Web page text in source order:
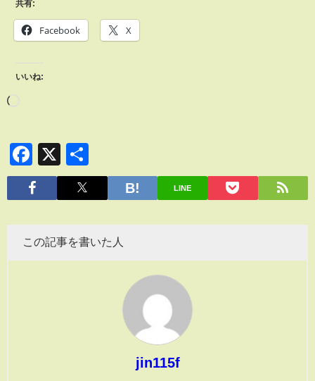
共有:
Facebook X
いいね:
Facebook
X
有
LINE
この記事を書いた人
jin115f